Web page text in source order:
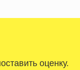
оценку.